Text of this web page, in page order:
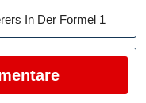
In Der Formel 1